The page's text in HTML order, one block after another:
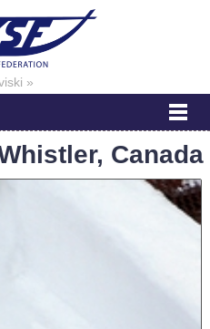
»
Canada